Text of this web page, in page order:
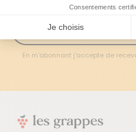
Consentements
Je choisis
Axeptio consent
Plateforme de Gestion du Consentement :
En m'abonnant j'accepte de